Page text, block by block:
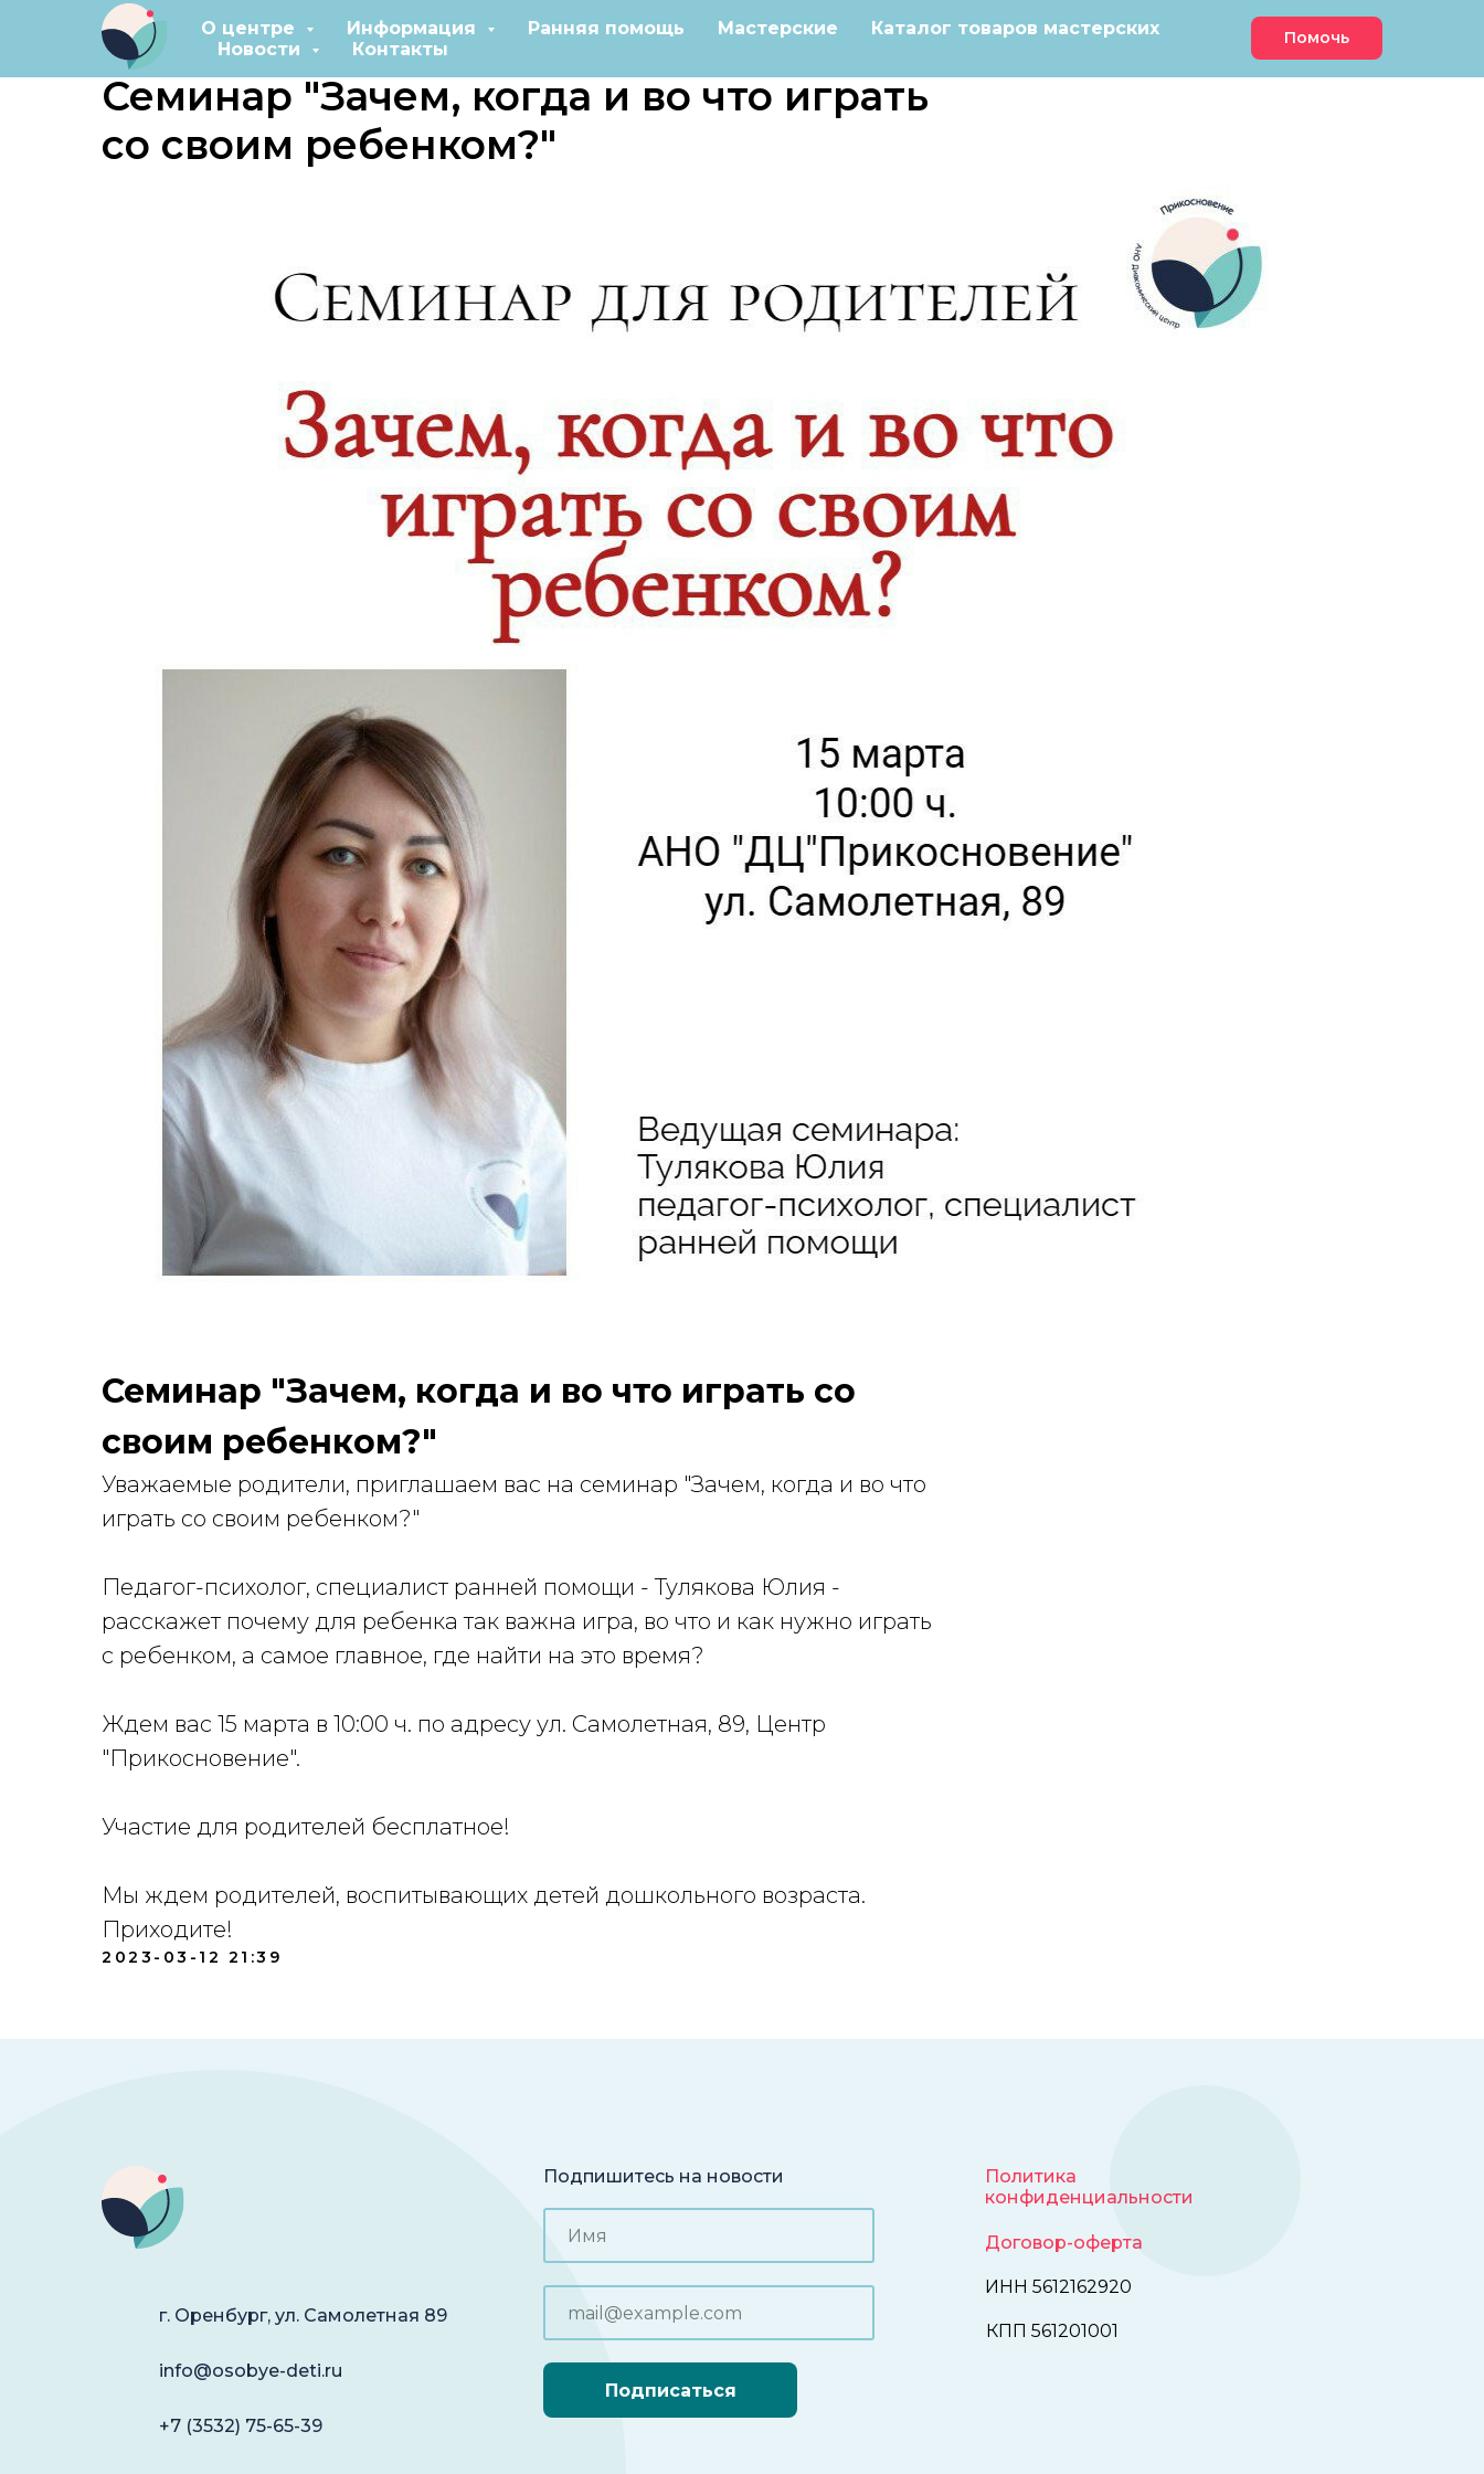
О центре Информация Ранняя помощь Мастерские
Каталог товаров мастерских
Новости
Контакты
Помочь
Семинар "Зачем, когда и во что играть
со своим ребенком?"
Семинар "Зачем, когда и во что играть со
своим ребенком?"
Уважаемые родители, приглашаем вас на семинар "Зачем, когда и во что
играть со своим ребенком?"
Педагог-психолог, специалист ранней помощи - Тулякова Юлия -
расскажет почему для ребенка так важна игра, во что и как нужно играть
с ребенком, а самое главное, где найти на это время?
Ждем вас 15 марта в 10:00 ч. по адресу ул. Самолетная, 89, Центр
"Прикосновение".
Участие для родителей бесплатное!
Мы ждем родителей, воспитывающих детей дошкольного возраста.
Приходите!
2023-03-12 21:39
+7 (3532) 75-65-39
info@osobye-deti.ru
г. Оренбург, ул. Самолетная 89
Подписаться
Подпишитесь на новости
Политика
конфиденциальности
Договор-оферта
ИНН 5612162920
КПП 561201001